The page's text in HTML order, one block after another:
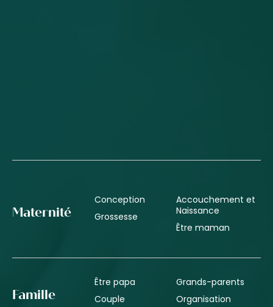
Maternité
Conception
Grossesse
Accouchement et
Naissance
Être maman
Famille
Être papa
Couple
Grands-parents
Organisation